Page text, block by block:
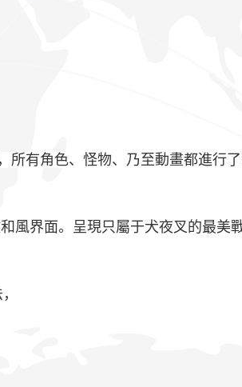
有角色、怪物、乃至動畫都進行了
風界面。呈現只屬于犬夜叉的最美戰